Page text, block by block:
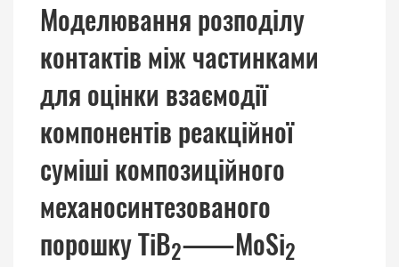
Моделювання розподілу
контактів між частинками
для оцінки взаємодії
компонентів реакційної
суміші композиційного
механосинтезованого
порошку TiB2―MoSi2